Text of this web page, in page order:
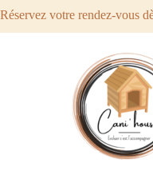
Réservez votre rendez-vous